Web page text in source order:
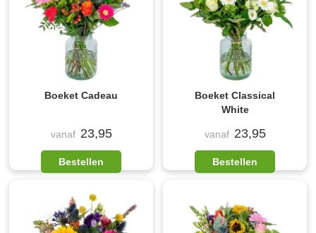
Boeket Cadeau
vanaf 23,95
Bestellen
Boeket Classical
White
vanaf 23,95
Bestellen